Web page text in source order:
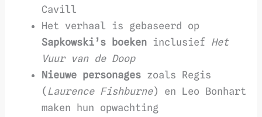
Cavill
Het verhaal is gebaseerd op
Sapkowski’s boeken inclusief Het
Vuur van de Doop
Nieuwe personages zoals Regis
(Laurence Fishburne) en Leo Bonhart
maken hun opwachting